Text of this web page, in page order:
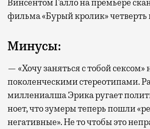
Винсентом Галло на премьере
фильма «Бурый кролик» четверть
Минусы:
— «Хочу заняться с тобой
поколенческими стереотипами.
миллениалша Эрика ругает
ноет, что зумеры теперь пошли
негативные». Не то чтобы это